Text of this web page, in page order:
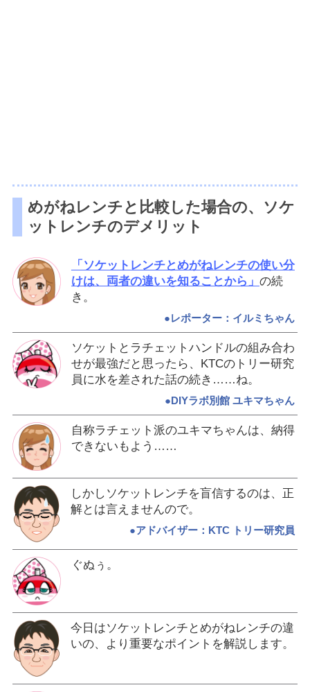
めがねレンチと比較した場合の、ソケ
ットレンチのデメリット
「ソケットレンチとめがねレンチの使い分
けは、両者の違いを知ることから」 の続
き。
●レポーター：イルミちゃん
ソケットとラチェットハンドルの組み合わ
せが最強だと思ったら、KTCのトリー研究
員に水を差された話の続き……ね。
●DIYラボ別館 ユキマちゃん
自称ラチェット派のユキマちゃんは、納得
できないもよう……
しかしソケットレンチを盲信するのは、正
解とは言えませんので。
●アドバイザー：KTC トリー研究員
ぐぬぅ。
今日はソケットレンチとめがねレンチの違
いの、より重要なポイントを解説します。